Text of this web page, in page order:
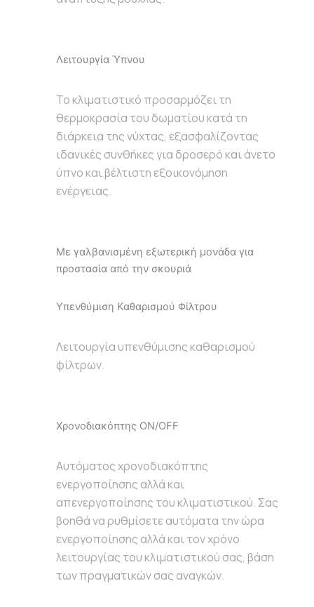
Λειτουργία Ύπνου
Το κλιματιστικό προσαρμόζει τη
θερμοκρασία του δωματίου κατά τη
διάρκεια της νύχτας, εξασφαλίζοντας
ιδανικές συνθήκες για δροσερό και άνετο
ύπνο και βέλτιστη εξοικονόμηση
ενέργειας.
Με γαλβανισμένη εξωτερική μονάδα για
προστασία από την σκουριά
Υπενθύμιση Καθαρισμού Φίλτρου
Λειτουργία υπενθύμισης καθαρισμού
φίλτρων.
Χρονοδιακόπτης ON/OFF
Αυτόματος χρονοδιακόπτης
ενεργοποίησης αλλά και
απενεργοποίησης του κλιματιστικού. Σας
βοηθά να ρυθμίσετε αυτόματα την ώρα
ενεργοποίησης αλλά και τον χρόνο
λειτουργίας του κλιματιστικού σας, βάση
των πραγματικών σας αναγκών.